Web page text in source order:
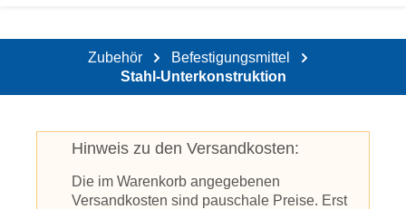
Zubehör
Befestigungsmittel
Stahl-Unterkonstruktion
Hinweis zu den Versandkosten:
Die im Warenkorb angegebenen
Versandkosten sind pauschale Preise. Erst